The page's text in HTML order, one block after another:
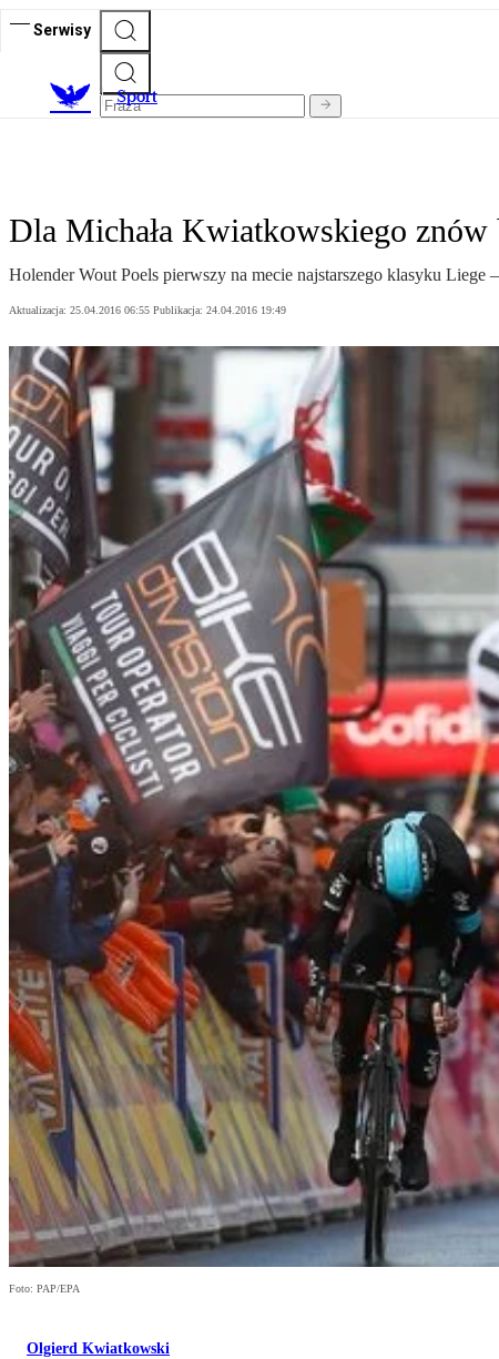
Serwisy
Sport
Dla Michała Kwiatkowskiego znów
Holender Wout Poels pierwszy na mecie najstarszego klasyku
Aktualizacja: 25.04.2016 06:55 Publikacja: 24.04.2016 19:49
Foto: PAP/EPA
Olgierd Kwiatkowski